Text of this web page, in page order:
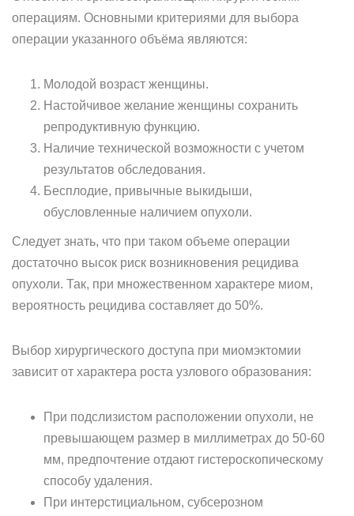
операциям. Основными критериями для выбора
операции указанного объёма являются:
Молодой возраст женщины.
Настойчивое желание женщины сохранить
репродуктивную функцию.
Наличие технической возможности с учетом
результатов обследования.
Бесплодие, привычные выкидыши,
обусловленные наличием опухоли.
Следует знать, что при таком объеме операции
достаточно высок риск возникновения рецидива
опухоли. Так, при множественном характере миом,
вероятность рецидива составляет до 50%.
Выбор хирургического доступа при миомэктомии
зависит от характера роста узлового образования:
При подслизистом расположении опухоли, не
превышающем размер в миллиметрах до 50-60
мм, предпочтение отдают гистероскопическому
способу удаления.
При интерстициальном, субсерозном